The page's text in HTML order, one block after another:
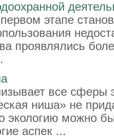
этапе
проявлялись
все сферы
ниша» не
экологию можно
аспек ...